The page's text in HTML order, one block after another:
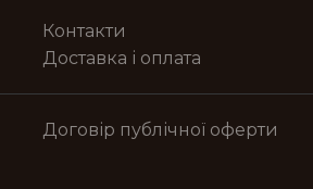
Контакти
Доставка і оплата
Договір публічної оферти